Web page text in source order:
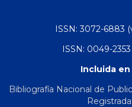
ISSN: 3072-6883
ISSN: 0049-
Incluida
Bibliografía Nacional de